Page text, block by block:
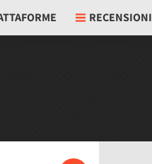
RECENSIONI